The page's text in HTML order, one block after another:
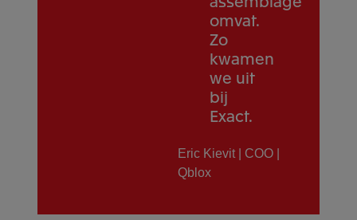
omvat.
Zo
kwamen
we uit
bij
Exact.
Eric Kievit | COO |
Qblox